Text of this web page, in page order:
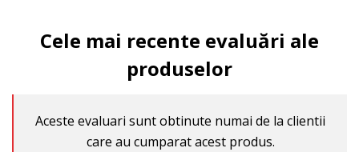
Cele mai recente evaluări ale
produselor
Aceste evaluari sunt obtinute numai de la clientii
care au cumparat acest produs.